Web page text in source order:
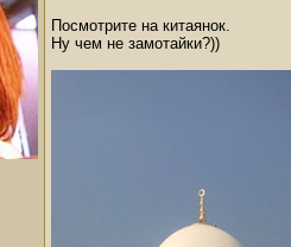
Посмотрите на китаянок.
Ну чем не замотайки?))